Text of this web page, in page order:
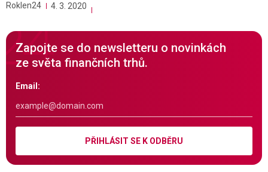
Roklen24 4. 3. 2020
Zapojte se do newsletteru o novinkách
ze světa finančních trhů.
Email:
PŘIHLÁSIT SE K ODBĚRU